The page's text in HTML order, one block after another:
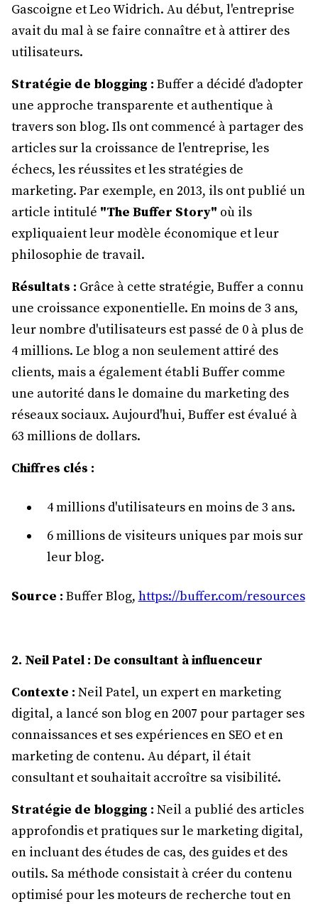
Gascoigne et Leo Widrich. Au début, l'entreprise
avait du mal à se faire connaître et à attirer des
utilisateurs.
Stratégie de blogging : Buffer a décidé d'adopter
une approche transparente et authentique à
travers son blog. Ils ont commencé à partager des
articles sur la croissance de l'entreprise, les
échecs, les réussites et les stratégies de
marketing. Par exemple, en 2013, ils ont publié un
article intitulé "The Buffer Story" où ils
expliquaient leur modèle économique et leur
philosophie de travail.
Résultats : Grâce à cette stratégie, Buffer a connu
une croissance exponentielle. En moins de 3 ans,
leur nombre d'utilisateurs est passé de 0 à plus de
4 millions. Le blog a non seulement attiré des
clients, mais a également établi Buffer comme
une autorité dans le domaine du marketing des
réseaux sociaux. Aujourd'hui, Buffer est évalué à
63 millions de dollars.
Chiffres clés :
4 millions d'utilisateurs en moins de 3 ans.
6 millions de visiteurs uniques par mois sur
leur blog.
Source : Buffer Blog, https://buffer.com/resources
2. Neil Patel : De consultant à influenceur
Contexte : Neil Patel, un expert en marketing
digital, a lancé son blog en 2007 pour partager ses
connaissances et ses expériences en SEO et en
marketing de contenu. Au départ, il était
consultant et souhaitait accroître sa visibilité.
Stratégie de blogging : Neil a publié des articles
approfondis et pratiques sur le marketing digital,
en incluant des études de cas, des guides et des
outils. Sa méthode consistait à créer du contenu
optimisé pour les moteurs de recherche tout en